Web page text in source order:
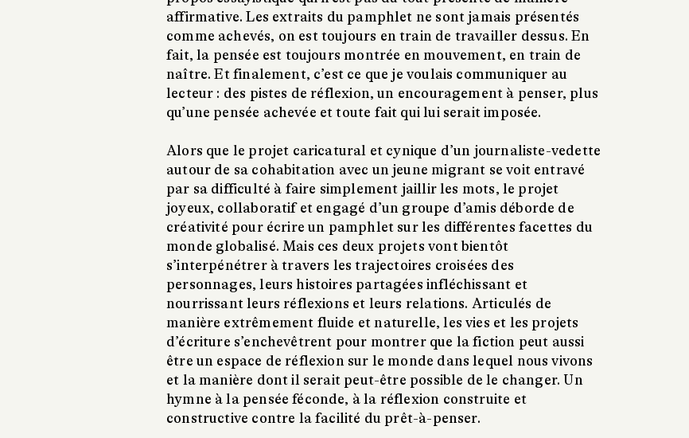
affirmative. Les extraits du pamphlet ne sont jamais présentés
comme achevés, on est toujours en train de travailler dessus. En
fait, la pensée est toujours montrée en mouvement, en train de
naître. Et finalement, c’est ce que je voulais communiquer au
lecteur : des pistes de réflexion, un encouragement à penser, plus
qu’une pensée achevée et toute fait qui lui serait imposée.
Alors que le projet caricatural et cynique d’un journaliste-vedette
autour de sa cohabitation avec un jeune migrant se voit entravé
par sa difficulté à faire simplement jaillir les mots, le projet
joyeux, collaboratif et engagé d’un groupe d’amis déborde de
créativité pour écrire un pamphlet sur les différentes facettes du
monde globalisé. Mais ces deux projets vont bientôt
s’interpénétrer à travers les trajectoires croisées des
personnages, leurs histoires partagées infléchissant et
nourrissant leurs réflexions et leurs relations. Articulés de
manière extrêmement fluide et naturelle, les vies et les projets
d’écriture s’enchevêtrent pour montrer que la fiction peut aussi
être un espace de réflexion sur le monde dans lequel nous vivons
et la manière dont il serait peut-être possible de le changer. Un
hymne à la pensée féconde, à la réflexion construite et
constructive contre la facilité du prêt-à-penser.